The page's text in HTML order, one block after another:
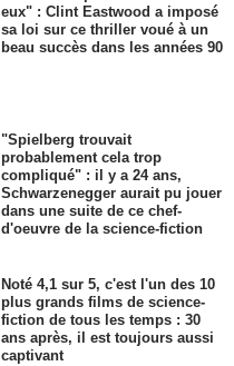
eux" : Clint Eastwood a imposé
sa loi sur ce thriller voué à un
beau succès dans les années 90
"Spielberg trouvait
probablement cela trop
compliqué" : il y a 24 ans,
Schwarzenegger aurait pu jouer
dans une suite de ce chef-
d'oeuvre de la science-fiction
Noté 4,1 sur 5, c'est l'un des 10
plus grands films de science-
fiction de tous les temps : 30
ans après, il est toujours aussi
captivant